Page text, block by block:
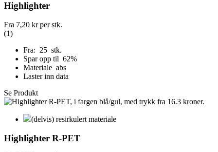
Highlighter
Fra 7,20 krper stk.
(1)
Fra: 25 stk.
Spar opp til 62%
Materiale abs
Laster inn data
Se Produkt
(delvis) resirkulert materiale
Highlighter R-PET